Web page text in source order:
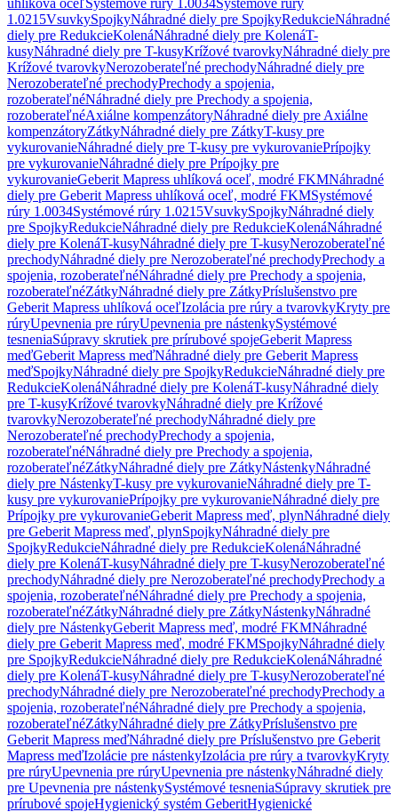
uhlíková oceľSystémové rúry 1.0034Systémové rúry
1.0215VsuvkySpojkyNáhradné diely pre SpojkyRedukcieNáhradné
diely pre RedukcieKolenáNáhradné diely pre KolenáT-
kusyNáhradné diely pre T-kusyKrížové tvarovkyNáhradné diely pre
Krížové tvarovkyNerozoberateľné prechodyNáhradné diely pre
Nerozoberateľné prechodyPrechody a spojenia,
rozoberateľnéNáhradné diely pre Prechody a spojenia,
rozoberateľnéAxiálne kompenzátoryNáhradné diely pre Axiálne
kompenzátoryZátkyNáhradné diely pre ZátkyT-kusy pre
vykurovanieNáhradné diely pre T-kusy pre vykurovaniePrípojky
pre vykurovanieNáhradné diely pre Prípojky pre
vykurovanieGeberit Mapress uhlíková oceľ, modré FKMNáhradné
diely pre Geberit Mapress uhlíková oceľ, modré FKMSystémové
rúry 1.0034Systémové rúry 1.0215VsuvkySpojkyNáhradné diely
pre SpojkyRedukcieNáhradné diely pre RedukcieKolenáNáhradné
diely pre KolenáT-kusyNáhradné diely pre T-kusyNerozoberateľné
prechodyNáhradné diely pre Nerozoberateľné prechodyPrechody a
spojenia, rozoberateľnéNáhradné diely pre Prechody a spojenia,
rozoberateľnéZátkyNáhradné diely pre ZátkyPríslušenstvo pre
Geberit Mapress uhlíková oceľIzolácia pre rúry a tvarovkyKryty pre
rúryUpevnenia pre rúryUpevnenia pre nástenkySystémové
tesneniaSúpravy skrutiek pre prírubové spojeGeberit Mapress
meďGeberit Mapress meďNáhradné diely pre Geberit Mapress
meďSpojkyNáhradné diely pre SpojkyRedukcieNáhradné diely pre
RedukcieKolenáNáhradné diely pre KolenáT-kusyNáhradné diely
pre T-kusyKrížové tvarovkyNáhradné diely pre Krížové
tvarovkyNerozoberateľné prechodyNáhradné diely pre
Nerozoberateľné prechodyPrechody a spojenia,
rozoberateľnéNáhradné diely pre Prechody a spojenia,
rozoberateľnéZátkyNáhradné diely pre ZátkyNástenkyNáhradné
diely pre NástenkyT-kusy pre vykurovanieNáhradné diely pre T-
kusy pre vykurovaniePrípojky pre vykurovanieNáhradné diely pre
Prípojky pre vykurovanieGeberit Mapress meď, plynNáhradné diely
pre Geberit Mapress meď, plynSpojkyNáhradné diely pre
SpojkyRedukcieNáhradné diely pre RedukcieKolenáNáhradné
diely pre KolenáT-kusyNáhradné diely pre T-kusyNerozoberateľné
prechodyNáhradné diely pre Nerozoberateľné prechodyPrechody a
spojenia, rozoberateľnéNáhradné diely pre Prechody a spojenia,
rozoberateľnéZátkyNáhradné diely pre ZátkyNástenkyNáhradné
diely pre NástenkyGeberit Mapress meď, modré FKMNáhradné
diely pre Geberit Mapress meď, modré FKMSpojkyNáhradné diely
pre SpojkyRedukcieNáhradné diely pre RedukcieKolenáNáhradné
diely pre KolenáT-kusyNáhradné diely pre T-kusyNerozoberateľné
prechodyNáhradné diely pre Nerozoberateľné prechodyPrechody a
spojenia, rozoberateľnéNáhradné diely pre Prechody a spojenia,
rozoberateľnéZátkyNáhradné diely pre ZátkyPríslušenstvo pre
Geberit Mapress meďNáhradné diely pre Príslušenstvo pre Geberit
Mapress meďIzolácie pre nástenkyIzolácia pre rúry a tvarovkyKryty
pre rúryUpevnenia pre rúryUpevnenia pre nástenkyNáhradné diely
pre Upevnenia pre nástenkySystémové tesneniaSúpravy skrutiek pre
prírubové spojeHygienický systém GeberitHygienické